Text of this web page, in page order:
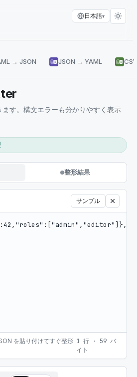
日本語▾
→ JSON JSON → YAML
す。構文エラーも分かりやすく表示
整形結果
サンプル
を貼り付けてすぐ整形 1 行· 59 バ
イト